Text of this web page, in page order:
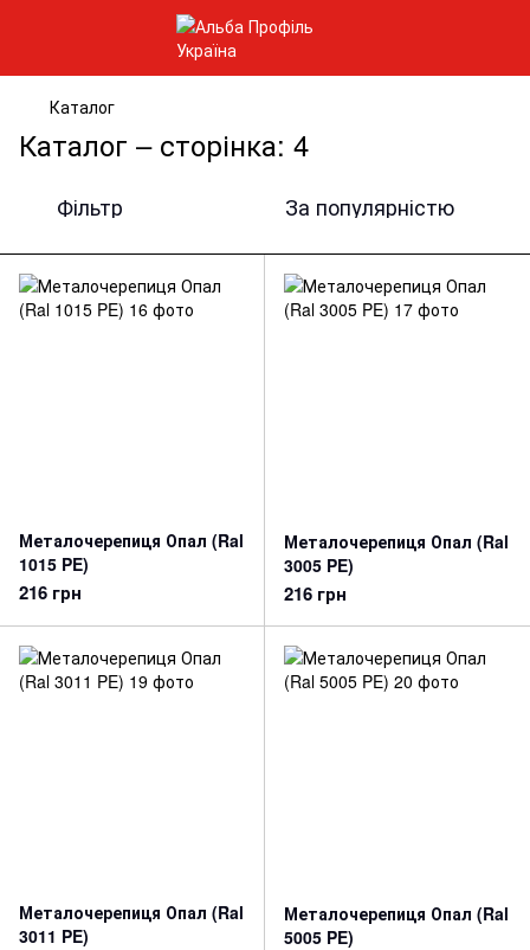
Каталог
Каталог – сторінка: 4
Фільтр За популярністю
Металочерепиця Опал (Ral
1015 PE)
216 грн
Металочерепиця Опал (Ral
3005 PE)
216 грн
Металочерепиця Опал (Ral
3011 PE)
Металочерепиця Опал (Ral
5005 PE)